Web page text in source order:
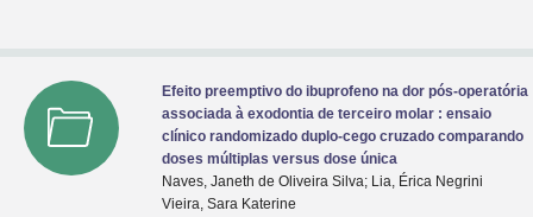
Efeito preemptivo do ibuprofeno na dor pós-operatória
associada à exodontia de terceiro molar : ensaio
clínico randomizado duplo-cego cruzado comparando
doses múltiplas versus dose única
Naves, Janeth de Oliveira Silva; Lia, Érica Negrini
Vieira, Sara Katerine